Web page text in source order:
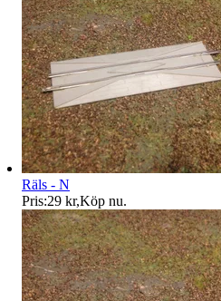
Räls - N
Pris:29 kr,Köp nu.